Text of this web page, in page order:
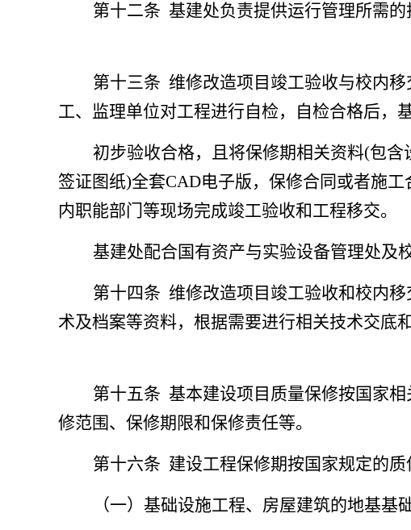
第十二条 基建处负责提供运行管理所需
第十三条 维修改造项目竣工验收与校内
工、监理单位对工程进行自检，自检合格后，
初步验收合格，且将保修期相关资料(包
签证图纸)全套CAD电子版，保修合同或者施
内职能部门等现场完成竣工验收和工程移交。
基建处配合国有资产与实验设备管理处及
第十四条 维修改造项目竣工验收和校内
术及档案等资料，根据需要进行相关技术交底和
第十五条 基本建设项目质量保修按国家
修范围、保修期限和保修责任等。
第十六条 建设工程保修期按国家规定的质
（一）基础设施工程、房屋建筑的地基